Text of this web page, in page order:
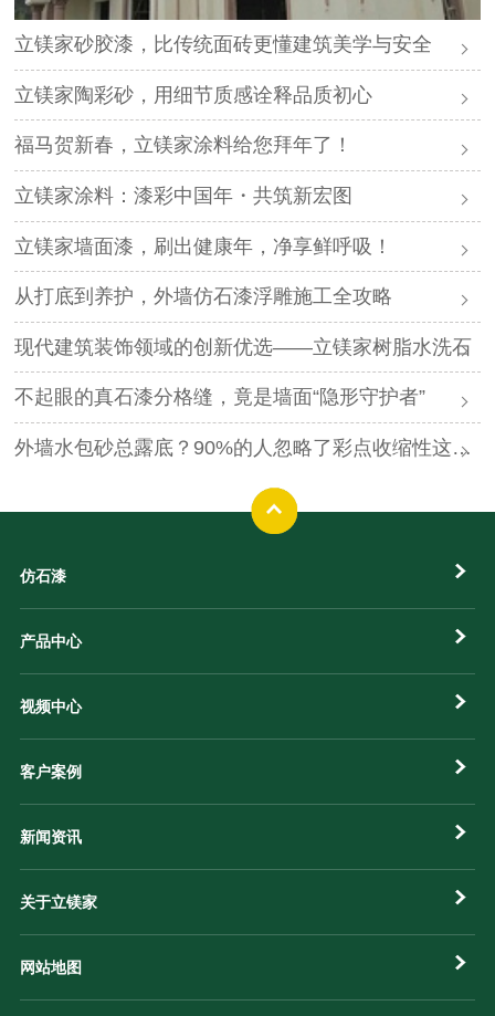
立镁家砂胶漆，比传统面砖更懂建筑美学与安全
立镁家陶彩砂，用细节质感诠释品质初心
福马贺新春，立镁家涂料给您拜年了！
立镁家涂料：漆彩中国年・共筑新宏图
立镁家墙面漆，刷出健康年，净享鲜呼吸！
从打底到养护，外墙仿石漆浮雕施工全攻略
现代建筑装饰领域的创新优选——立镁家树脂水洗石
不起眼的真石漆分格缝，竟是墙面“隐形守护者”
外墙水包砂总露底？90%的人忽略了彩点收缩性这个关键
仿石漆
产品中心
视频中心
客户案例
新闻资讯
关于立镁家
网站地图